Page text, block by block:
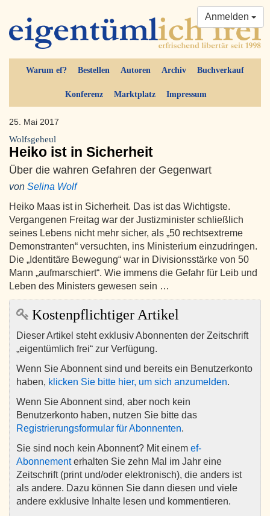
Warum ef? Bestellen Autoren Archiv Buchverkauf
Konferenz Marktplatz Impressum
Anmelden
25. Mai 2017
Wolfsgeheul
Heiko ist in Sicherheit
Über die wahren Gefahren der Gegenwart
von Selina Wolf
Heiko Maas ist in Sicherheit. Das ist das Wichtigste.
Vergangenen Freitag war der Justizminister schließlich
seines Lebens nicht mehr sicher, als „50 rechtsextreme
Demonstranten“ versuchten, ins Ministerium einzudringen.
Die „Identitäre Bewegung“ war in Divisionsstärke von 50
Mann „aufmarschiert“. Wie immens die Gefahr für Leib und
Leben des Ministers gewesen sein …
Kostenpflichtiger Artikel
Dieser Artikel steht exklusiv Abonnenten der Zeitschrift
„eigentümlich frei“ zur Verfügung.
Wenn Sie Abonnent sind und bereits ein Benutzerkonto
haben, klicken Sie bitte hier, um sich anzumelden.
Wenn Sie Abonnent sind, aber noch kein
Benutzerkonto haben, nutzen Sie bitte das
Registrierungsformular für Abonnenten.
Sie sind noch kein Abonnent? Mit einem ef-
Abonnementerhalten Sie zehn Mal im Jahr eine
Zeitschrift (print und/oder elektronisch), die anders ist
als andere. Dazu können Sie dann diesen und viele
andere exklusive Inhalte lesen und kommentieren.